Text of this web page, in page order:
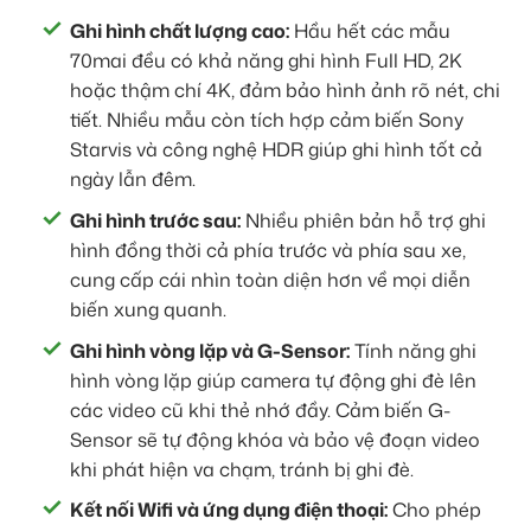
Ghi hình chất lượng cao: Hầu hết các mẫu
70mai đều có khả năng ghi hình Full HD, 2K
hoặc thậm chí 4K, đảm bảo hình ảnh rõ nét, chi
tiết. Nhiều mẫu còn tích hợp cảm biến Sony
Starvis và công nghệ HDR giúp ghi hình tốt cả
ngày lẫn đêm.
Ghi hình trước sau: Nhiều phiên bản hỗ trợ ghi
hình đồng thời cả phía trước và phía sau xe,
cung cấp cái nhìn toàn diện hơn về mọi diễn
biến xung quanh.
Ghi hình vòng lặp và G-Sensor:Tính năng ghi
hình vòng lặp giúp camera tự động ghi đè lên
các video cũ khi thẻ nhớ đầy. Cảm biến G-
Sensor sẽ tự động khóa và bảo vệ đoạn video
khi phát hiện va chạm, tránh bị ghi đè.
Kết nối Wifi và ứng dụng điện thoại:Cho phép